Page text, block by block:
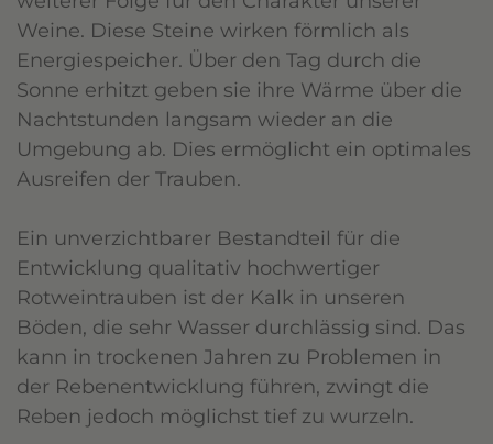
Weine. Diese Steine wirken förmlich als
Energiespeicher. Über den Tag durch die
Sonne erhitzt geben sie ihre Wärme über die
Nachtstunden langsam wieder an die
Umgebung ab. Dies ermöglicht ein optimales
Ausreifen der Trauben.
Ein unverzichtbarer Bestandteil für die
Entwicklung qualitativ hochwertiger
Rotweintrauben ist der Kalk in unseren
Böden, die sehr Wasser durchlässig sind. Das
kann in trockenen Jahren zu Problemen in
der Rebenentwicklung führen, zwingt die
Reben jedoch möglichst tief zu wurzeln.